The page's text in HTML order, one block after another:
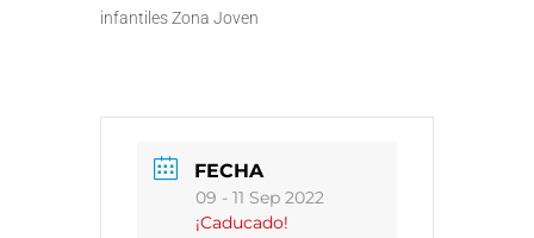
infantiles Zona Joven
FECHA
09 - 11 Sep 2022
¡Caducado!